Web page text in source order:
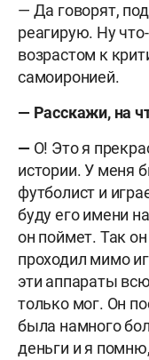
— Да говорят,
реагирую. Ну
возрастом к
самоиронией.
— Расскажи, на
— О! Это я
истории. У меня
футболист и
буду его имени
он поймет. Так
проходил мимо
эти аппараты
только мог. Он
была намного
деньги и я